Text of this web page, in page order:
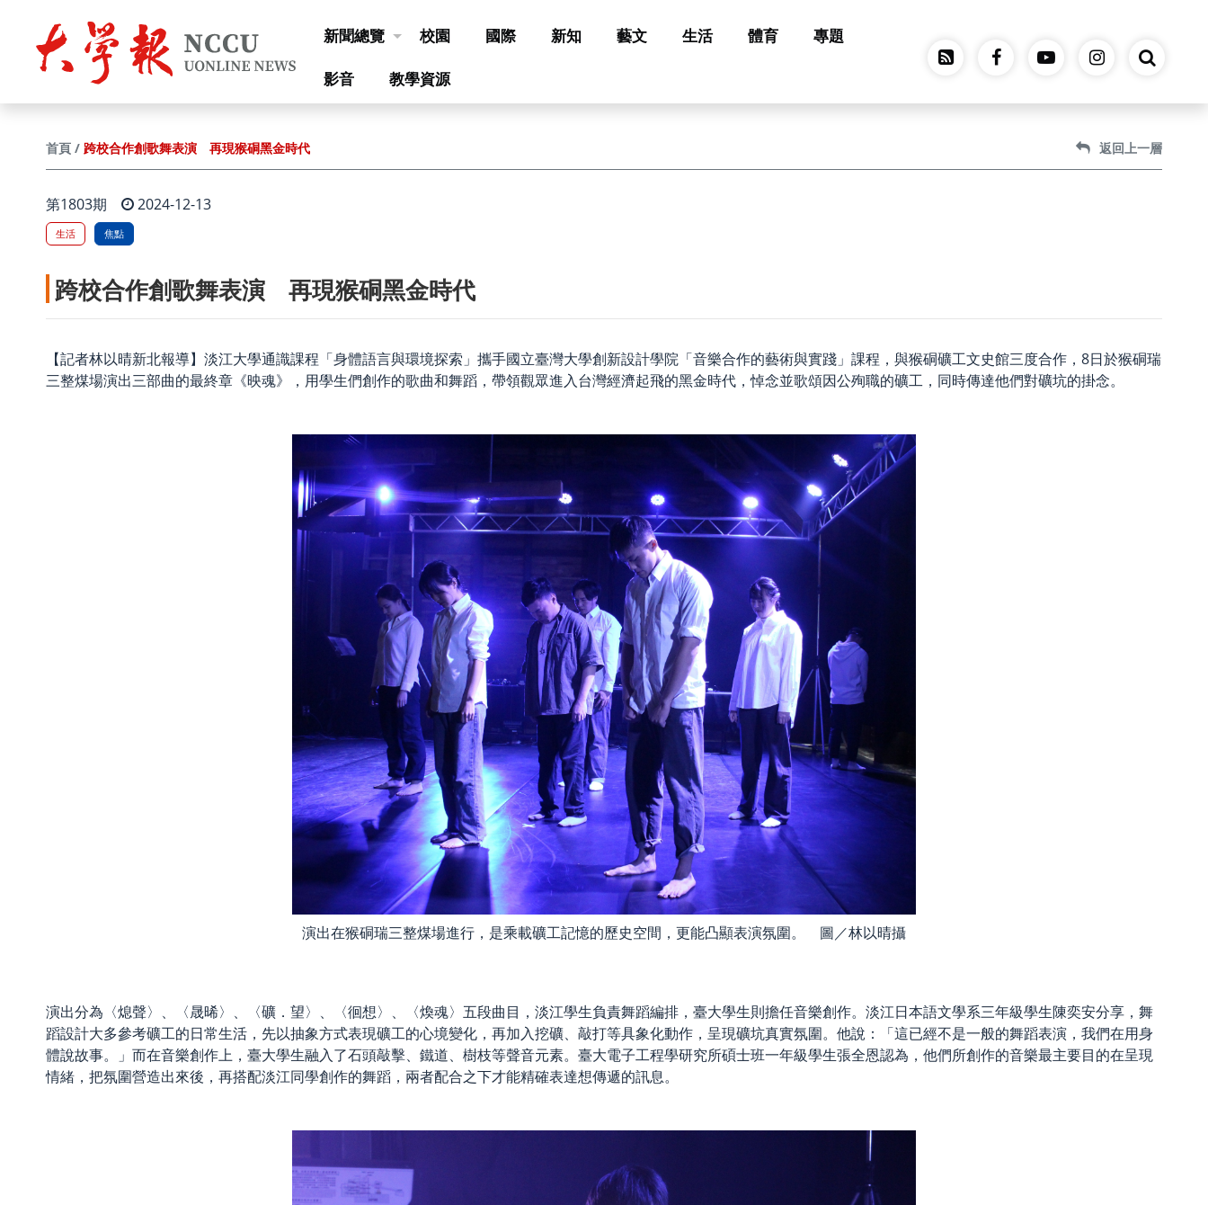
新聞總覽 校園 國際 新知 藝文 生活 體育 專題
影音 教學資源
首頁 跨校合作創歌舞表演 再現猴硐黑金時代 返回上一層
第1803期 2024-12-13
生活 焦點
跨校合作創歌舞表演 再現猴硐黑金時代
【記者林以晴新北報導】淡江大學通識課程「身體語言與環境探索」攜手國立臺灣大學創新設計學院「音樂合作的藝術與實踐」課程，與猴硐礦工文史館三度合作，8日於猴硐瑞
三整煤場演出三部曲的最終章《映魂》，用學生們創作的歌曲和舞蹈，帶領觀眾進入台灣經濟起飛的黑金時代，悼念並歌頌因公殉職的礦工，同時傳達他們對礦坑的掛念。
演出在猴硐瑞三整煤場進行，是乘載礦工記憶的歷史空間，更能凸顯表演氛圍。 圖／林以晴攝
演出分為〈熄聲〉、〈晟晞〉、〈礦．望〉、〈徊想〉、〈煥魂〉五段曲目，淡江學生負責舞蹈編排，臺大學生則擔任音樂創作。淡江日本語文學系三年級學生陳奕安分享，舞
蹈設計大多參考礦工的日常生活，先以抽象方式表現礦工的心境變化，再加入挖礦、敲打等具象化動作，呈現礦坑真實氛圍。他說：「這已經不是一般的舞蹈表演，我們在用身
體說故事。」而在音樂創作上，臺大學生融入了石頭敲擊、鐵道、樹枝等聲音元素。臺大電子工程學研究所碩士班一年級學生張全恩認為，他們所創作的音樂最主要目的在呈現
情緒，把氛圍營造出來後，再搭配淡江同學創作的舞蹈，兩者配合之下才能精確表達想傳遞的訊息。